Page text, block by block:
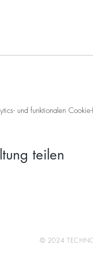
und funktionalen
teilen
© 2024